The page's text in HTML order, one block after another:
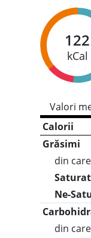
122
kCal
Valori
Calorii
Grăsimi
din care
Ne-
din care